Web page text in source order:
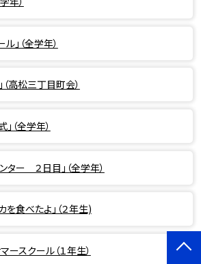
」（全学年）
（高松三丁目町会）
（全学年）
ター ２日目」（全学年）
を食べたよ」（２年生)
ースクール（１年生）